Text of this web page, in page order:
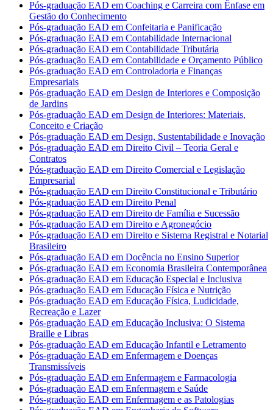
Pós-graduação EAD em Coaching e Carreira com Ênfase em
Gestão do Conhecimento
Pós-graduação EAD em Confeitaria e Panificação
Pós-graduação EAD em Contabilidade Internacional
Pós-graduação EAD em Contabilidade Tributária
Pós-graduação EAD em Contabilidade e Orçamento Público
Pós-graduação EAD em Controladoria e Finanças
Empresariais
Pós-graduação EAD em Design de Interiores e Composição
de Jardins
Pós-graduação EAD em Design de Interiores: Materiais,
Conceito e Criação
Pós-graduação EAD em Design, Sustentabilidade e Inovação
Pós-graduação EAD em Direito Civil – Teoria Geral e
Contratos
Pós-graduação EAD em Direito Comercial e Legislação
Empresarial
Pós-graduação EAD em Direito Constitucional e Tributário
Pós-graduação EAD em Direito Penal
Pós-graduação EAD em Direito de Família e Sucessão
Pós-graduação EAD em Direito e Agronegócio
Pós-graduação EAD em Direito e Sistema Registral e Notarial
Brasileiro
Pós-graduação EAD em Docência no Ensino Superior
Pós-graduação EAD em Economia Brasileira Contemporânea
Pós-graduação EAD em Educação Especial e Inclusiva
Pós-graduação EAD em Educação Física e Nutrição
Pós-graduação EAD em Educação Física, Ludicidade,
Recreação e Lazer
Pós-graduação EAD em Educação Inclusiva: O Sistema
Braille e Libras
Pós-graduação EAD em Educação Infantil e Letramento
Pós-graduação EAD em Enfermagem e Doenças
Transmissíveis
Pós-graduação EAD em Enfermagem e Farmacologia
Pós-graduação EAD em Enfermagem e Saúde
Pós-graduação EAD em Enfermagem e as Patologias